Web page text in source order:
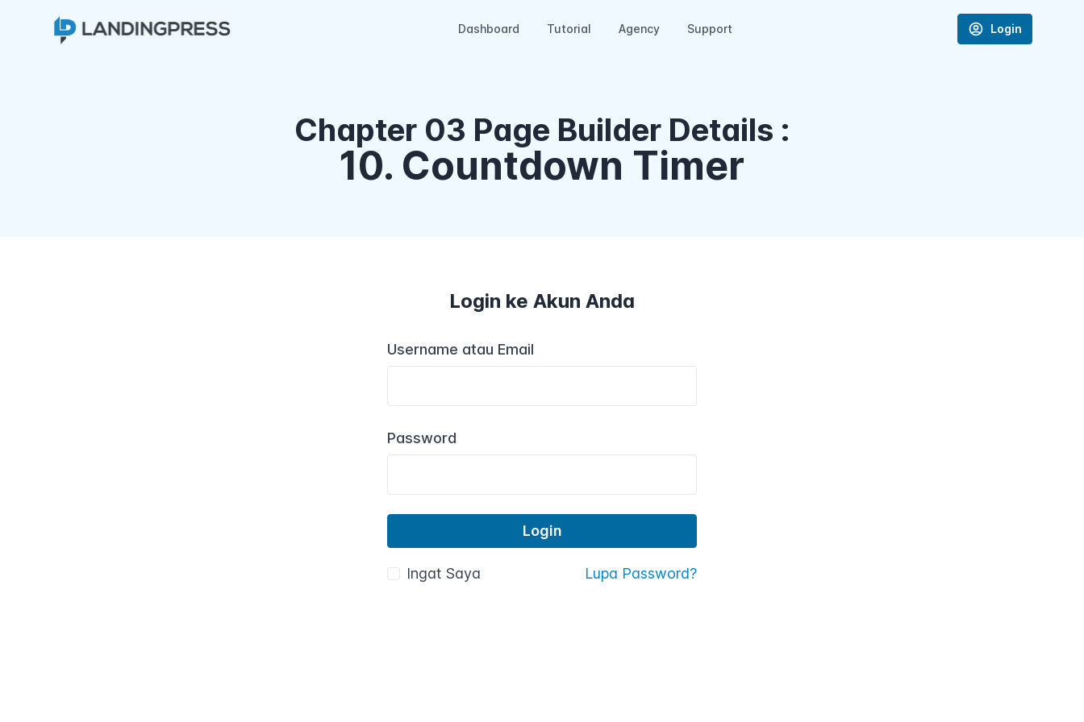
Chapter 03 Page Builder Details :
10. Countdown Timer
Login ke Akun Anda
Username atau Email
Password
Ingat Saya Lupa Password?
Dashboard Tutorial Agency Support Login